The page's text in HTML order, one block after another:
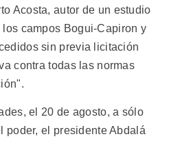
Acosta, autor de un estudio
campos Bogui-Capiron y
sin previa licitación
contra todas las normas
el 20 de agosto, a sólo
poder, el presidente Abdalá